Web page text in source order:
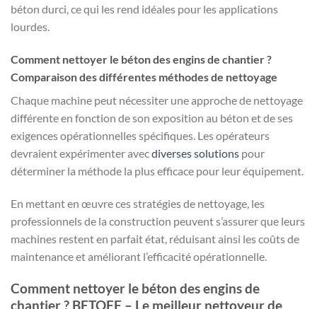
béton durci, ce qui les rend idéales pour les applications
lourdes.
Comment nettoyer le béton des engins de chantier ?
Comparaison des différentes méthodes de nettoyage
Chaque machine peut nécessiter une approche de nettoyage
différente en fonction de son exposition au béton et de ses
exigences opérationnelles spécifiques. Les opérateurs
devraient expérimenter avecdiverses solutions pour
déterminer la méthode la plus efficace pour leur équipement.
En mettant en œuvre ces stratégies de nettoyage, les
professionnels de la construction peuvent s’assurer que leurs
machines restent en parfait état, réduisant ainsi les coûts de
maintenance et améliorant l’efficacité opérationnelle.
Comment nettoyer le béton des engins de
chantier ? BETOFF – Le meilleur nettoyeur de